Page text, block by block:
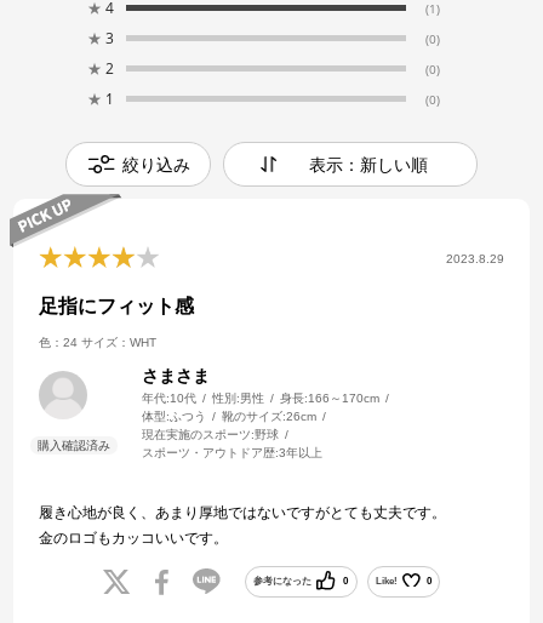
★ 4 (1)
★ 3 (0)
★ 2 (0)
★ 1 (0)
絞り込み 表示：新しい順
2023.8.29
足指にフィット感
色：24 サイズ：WHT
さまさま
年代:10代 性別:男性 身長:166～170cm
体型: ふつう 靴のサイズ:26cm
現在実施のスポーツ:野球
スポーツ・アウトドア歴:3年以上
履き心地が良く、あまり厚地ではないですがとても丈夫です。
金のロゴもカッコいいです。
参考になった 0 Like! 0